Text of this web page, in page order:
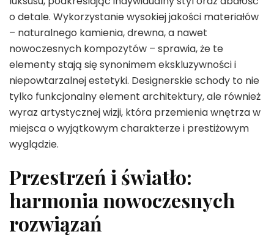
o detale. Wykorzystanie wysokiej jakości materiałów
– naturalnego kamienia, drewna, a nawet
nowoczesnych kompozytów – sprawia, że te
elementy stają się synonimem ekskluzywności i
niepowtarzalnej estetyki. Designerskie schody to nie
tylko funkcjonalny element architektury, ale również
wyraz artystycznej wizji, która przemienia wnętrza w
miejsca o wyjątkowym charakterze i prestiżowym
wyglądzie.
Przestrzeń i światło:
harmonia nowoczesnych
rozwiązań